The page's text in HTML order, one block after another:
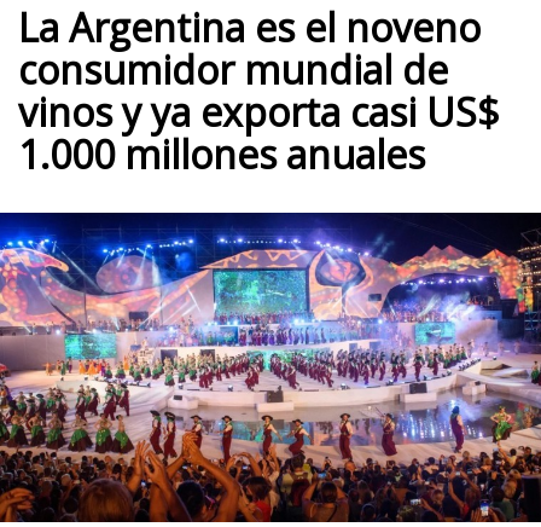
La Argentina es el noveno
consumidor mundial de
vinos y ya exporta casi US$
1.000 millones anuales